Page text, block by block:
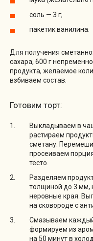
соль — 3 г;
пакетик ванилина.
Для получения
сахара, 600 г
продукта, желаемое
взбиваем состав.
Готовим торт:
Выкладываем в
растираем
сметану.
просеиваем
тесто.
Разделяем
толщиной до 3 мм,
неровные края.
на сковороде с
Смазываем
формируем из
на 50 минут в